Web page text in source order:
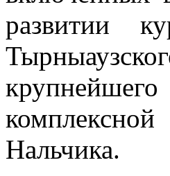
развитии
Нальчика.